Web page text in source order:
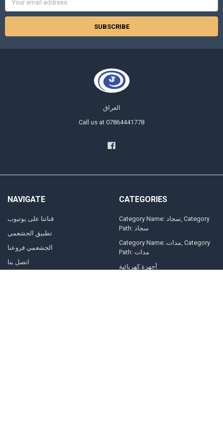
Address
العراق
Call us at 07864441778
NAVIGATE
قناتنا على يوتيوب
تطبيق الجشعمي
الجشعمي فروعنا
اتصل بنا
CATEGORIES
Category Name: سجاد, Category
Path: سجاد
Category Name: مدات, Category
Path: مدات
أجهزة كهربائية